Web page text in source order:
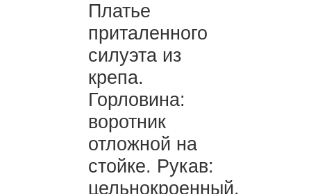
Платье
приталенного
силуэта из
крепа.
Горловина:
воротник
отложной на
стойке. Рукав:
цельнокроенный,